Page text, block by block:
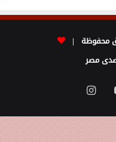
مصر
يوتيوبانستقرام